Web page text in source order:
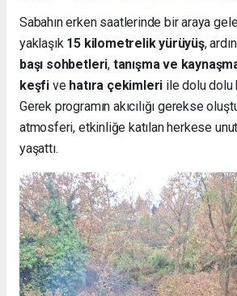
Sabahın erken saatlerinde bir araya
yaklaşık 15 kilometrelik yürüyüş,
başı sohbetleri, tanışma ve
keşfi ve hatıra çekimleri ile dolu dolu
Gerek programın akıcılığı gerekse
atmosferi, etkinliğe katılan herkese
yaşattı.